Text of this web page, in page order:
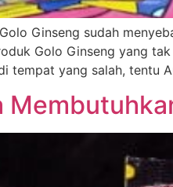
Ginseng sudah
Golo Ginseng yang
tempat yang salah, tentu